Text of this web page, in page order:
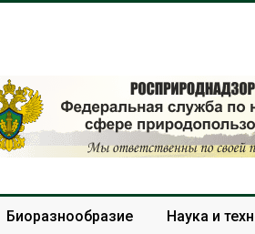
Биоразнообразие Наука и